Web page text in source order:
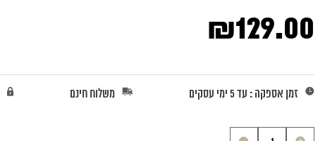
₪129.00
זמן אספקה : עד 5 ימי עסקים משלוח חינם